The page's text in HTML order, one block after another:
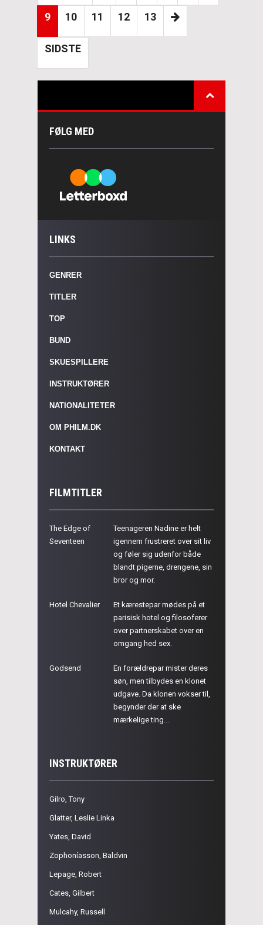
9 10 11 12 13
SIDSTE
FØLG MED
LINKS
GENRER
TITLER
TOP
BUND
SKUESPILLERE
INSTRUKTØRER
NATIONALITETER
OM PHILM.DK
KONTAKT
FILMTITLER
The Edge of
Seventeen
Teenageren Nadine er helt
igennem frustreret over sit liv
og føler sig udenfor både
blandt pigerne, drengene, sin
bror og mor.
Hotel Chevalier
Et kærestepar mødes på et
parisisk hotel og filosoferer
over partnerskabet over en
omgang hed sex.
Godsend
En forældrepar mister deres
søn, men tilbydes en klonet
udgave. Da klonen vokser til,
begynder der at ske
mærkelige ting...
INSTRUKTØRER
Gilro, Tony
Glatter, Leslie Linka
Yates, David
Zophoníasson, Baldvin
Lepage, Robert
Cates, Gilbert
Mulcahy, Russell